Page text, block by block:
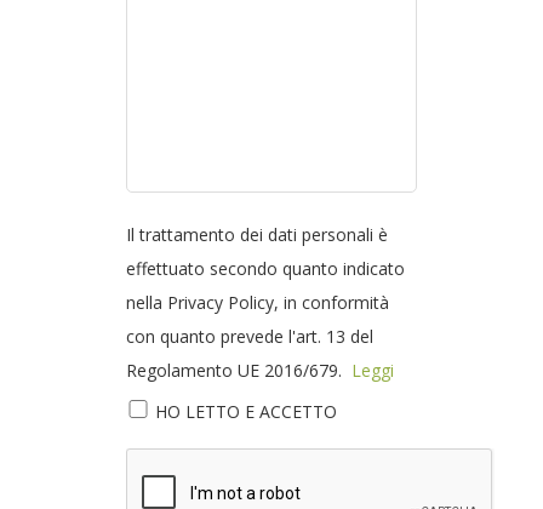
Il trattamento dei dati personali è
effettuato secondo quanto indicato
nella Privacy Policy, in conformità
con quanto prevede l'art. 13 del
Regolamento UE 2016/679. Leggi
HO LETTO E ACCETTO